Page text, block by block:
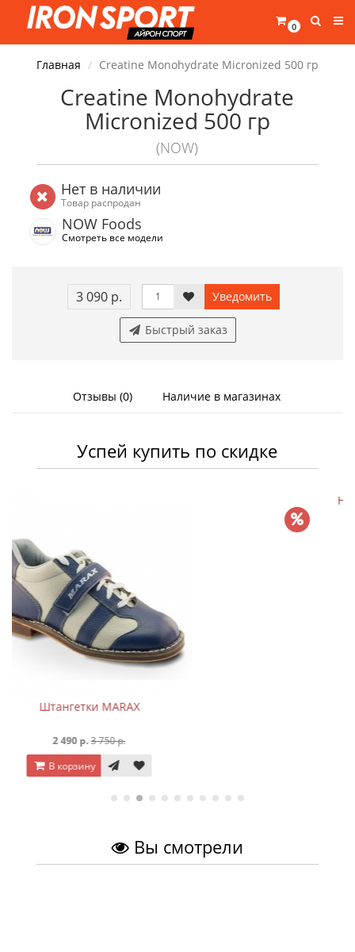
0
Главная Creatine Monohydrate Micronized 500 гр
Creatine Monohydrate
Micronized 500 гр
(NOW)
Нет в наличии
Товар распродан
NOW Foods
Смотреть все модели
3 090 р. Уведомить
Быстрый заказ
Отзывы (0) Наличие в магазинах
Успей купить по скидке
Вы смотрели